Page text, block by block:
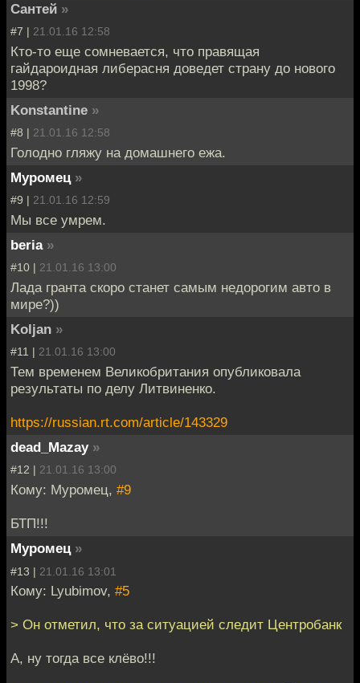
Сантей »
#7 | 21.01.16 12:58
Кто-то еще сомневается, что правящая
гайдароидная либерасня доведет страну до нового
1998?
Konstantine »
#8 | 21.01.16 12:58
Голодно гляжу на домашнего ежа.
Муромец »
#9 | 21.01.16 12:59
Мы все умрем.
beria »
#10 | 21.01.16 13:00
Лада гранта скоро станет самым недорогим авто в
мире?))
Koljan »
#11 | 21.01.16 13:00
Тем временем Великобритания опубликовала
результаты по делу Литвиненко.
https://russian.rt.com/article/143329
dead_Mazay »
#12 | 21.01.16 13:00
Кому: Муромец, #9
БТП!!!
Муромец »
#13 | 21.01.16 13:01
Кому: Lyubimov, #5
> Он отметил, что за ситуацией следит Центробанк
А, ну тогда все клёво!!!